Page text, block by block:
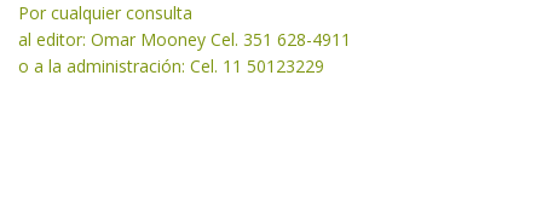
Por cualquier consulta
al editor: Omar Mooney Cel. 351 628-4911
o a la administración: Cel. 11 50123229